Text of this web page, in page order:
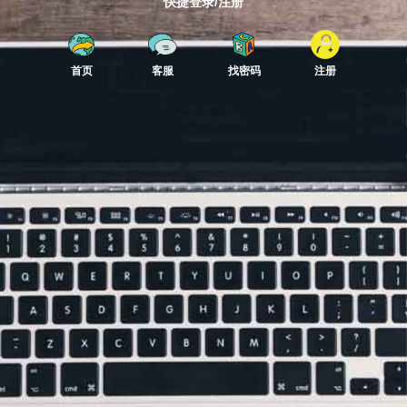
首页 客服 找密码 注册